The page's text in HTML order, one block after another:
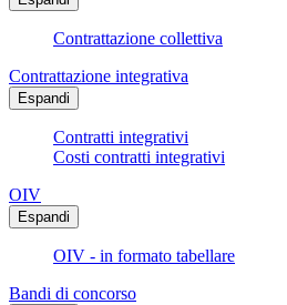
Contrattazione collettiva
Contrattazione integrativa
Espandi
Contratti integrativi
Costi contratti integrativi
OIV
Espandi
OIV - in formato tabellare
Bandi di concorso